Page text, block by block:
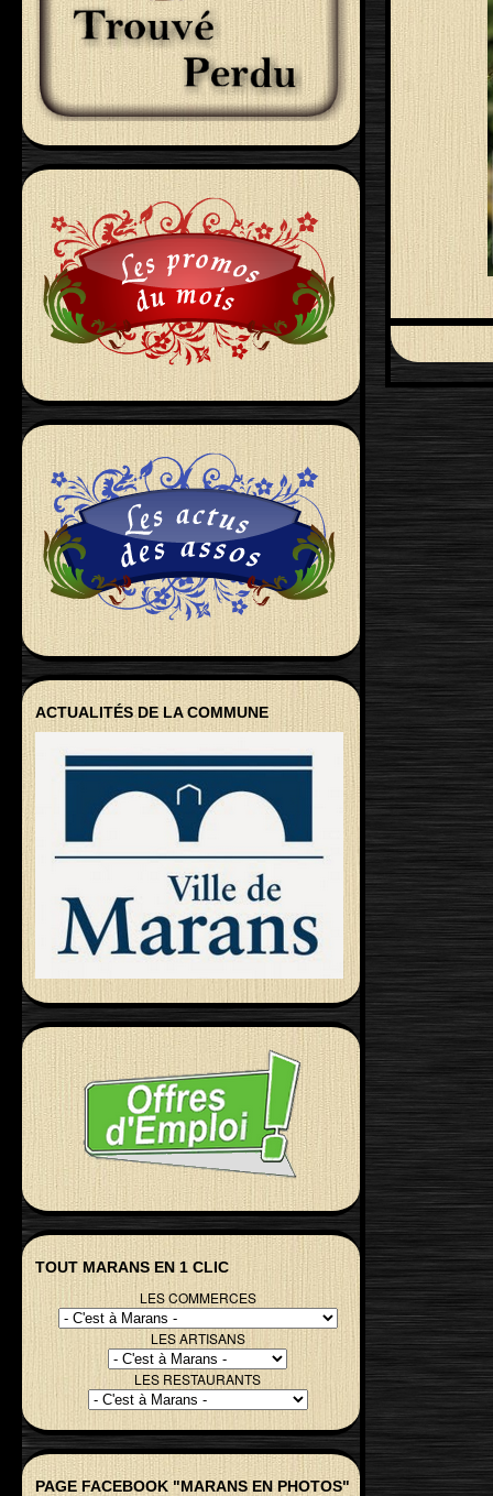
ACTUALITÉS DE LA COMMUNE
TOUT MARANS EN 1 CLIC
LES COMMERCES
LES ARTISANS
LES RESTAURANTS
PAGE FACEBOOK "MARANS EN PHOTOS"